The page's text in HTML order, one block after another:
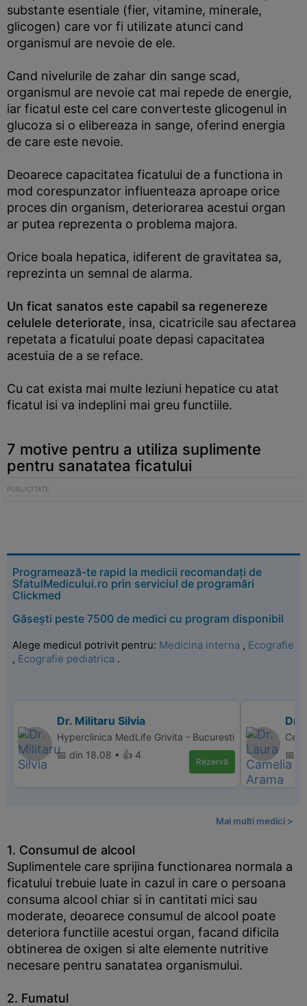
substante esentiale (fier, vitamine, minerale,
glicogen) care vor fi utilizate atunci cand
organismul are nevoie de ele.
Cand nivelurile de zahar din sange scad,
organismul are nevoie cat mai repede de energie,
iar ficatul este cel care converteste glicogenul in
glucoza si o elibereaza in sange, oferind energia
de care este nevoie.
Deoarece capacitatea ficatului de a functiona in
mod corespunzator influenteaza aproape orice
proces din organism, deteriorarea acestui organ
ar putea reprezenta o problema majora.
Orice boala hepatica, idiferent de gravitatea sa,
reprezinta un semnal de alarma.
Un ficat sanatos este capabil sa regenereze
celulele deteriorate, insa, cicatricile sau afectarea
repetata a ficatului poate depasi capacitatea
acestuia de a se reface.
Cu cat exista mai multe leziuni hepatice cu atat
ficatul isi va indeplini mai greu functiile.
7 motive pentru a utiliza suplimente
pentru sanatatea ficatului
Programează-te rapid la medicii recomandați de
SfatulMedicului.ro prin serviciul de programări
Clickmed
Găsești peste 7500 de medici cu program disponibil
Alege medicul potrivit pentru: Medicina interna , Ecografie
, Ecografie pediatrica .
Dr. Militaru Silvia
Hyperclinica MedLife Grivita - Bucuresti
📅 din 18.08 • 👍 4
Rezervă
Dr.
📅
Mai multi medici >
1. Consumul de alcool
Suplimentele care sprijina functionarea normala a
ficatului trebuie luate in cazul in care o persoana
consuma alcool chiar si in cantitati mici sau
moderate, deoarece consumul de alcool poate
deteriora functiile acestui organ, facand dificila
obtinerea de oxigen si alte elemente nutritive
necesare pentru sanatatea organismului.
2. Fumatul